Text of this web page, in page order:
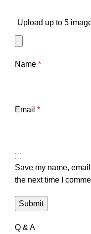
Upload up to 5
Name *
Email *
Save my name,
the next time I
Q & A